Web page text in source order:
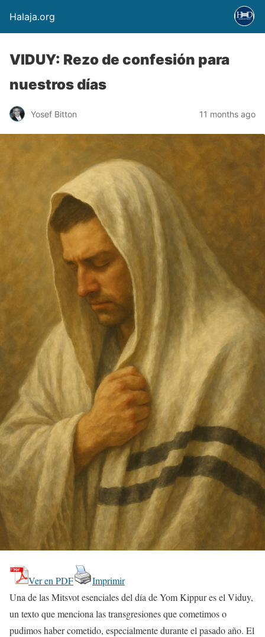
Halaja.org
VIDUY: Rezo de confesión para
nuestros días
Yosef Bitton 11 months ago
Ver en PDF
Imprimir
Una de las Mitsvot esenciales del día de Yom Kippur es el Viduy,
un texto que menciona las transgresiones que cometimos o
pudimos haber cometido, especialmente durante el pasado año. El